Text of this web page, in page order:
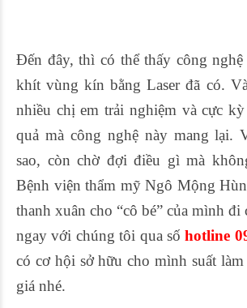
Đến đây, thì có thể thấy công
khít vùng kín bằng Laser đã có.
nhiều chị em trải nghiệm và cực
quả mà công nghệ này mang lại.
sao, còn chờ đợi điều gì mà
Bệnh viện thẩm mỹ Ngô Mộng
thanh xuân cho “cô bé” của mình
ngay với chúng tôi qua sốhotline
có cơ hội sở hữu cho mình suất
giá nhé.